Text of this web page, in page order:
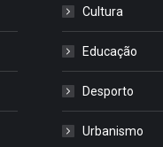
Cultura
Educação
Desporto
Urbanismo